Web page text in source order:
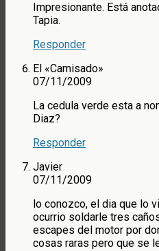
Impresionante. Está
Tapia.
Responder
El «Camisado»
07/11/2009
La cedula verde esta a
Diaz?
Responder
Javier
07/11/2009
lo conozco, el dia que lo
ocurrio soldarle tres
escapes del motor por
cosas raras pero que se